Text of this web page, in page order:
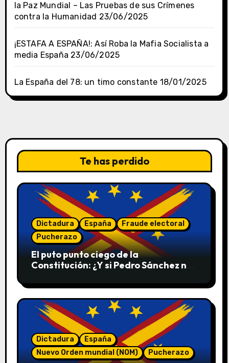
la Paz Mundial – Las Pruebas de sus Crímenes
contra la Humanidad 23/06/2025
¡ESTAFA A ESPAÑA!: Así Roba la Mafia Socialista a
media España 23/06/2025
La España del 78: un timo constante 18/01/2025
Te has perdido
Dictadura España
Fraude electoral
Pucherazo
El puto punto ciego de la
Constitución: ¿Y si Pedro Sánchez no
Dictadura
España
Nuevo Orden mundial (NOM)
Pucherazo